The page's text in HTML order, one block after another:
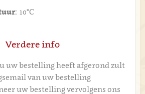
10°C
Verdere info
uw bestelling heeft afgerond zult
van uw bestelling
uw bestelling vervolgens ons